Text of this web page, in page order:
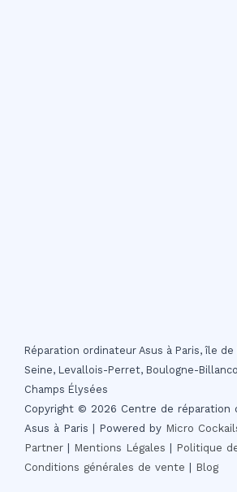
Réparation ordinateur Asus à Paris, île
Seine, Levallois-Perret, Boulogne-
Champs Élysées
Copyright © 2026 Centre de réparation
Asus à Paris | Powered by Micro
Partner | Mentions Légales | Politique
Conditions générales de vente | Blog